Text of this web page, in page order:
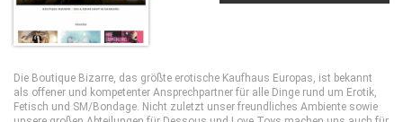
Die Boutique Bizarre, das größte erotische Kaufhaus Europas, ist bekannt
als offener und kompetenter Ansprechpartner für alle Dinge rund um Erotik,
Fetisch und SM/Bondage. Nicht zuletzt unser freundliches Ambiente sowie